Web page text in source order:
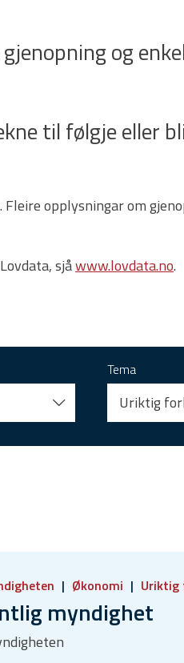
og
til følgje eller
opplysningar om
sjåwww.lovdata.no.
Tema
Uriktig
Økonomi Uriktig
myndighet